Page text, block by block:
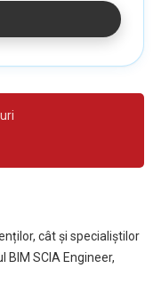
cât și specialiștilor
SCIA Engineer,